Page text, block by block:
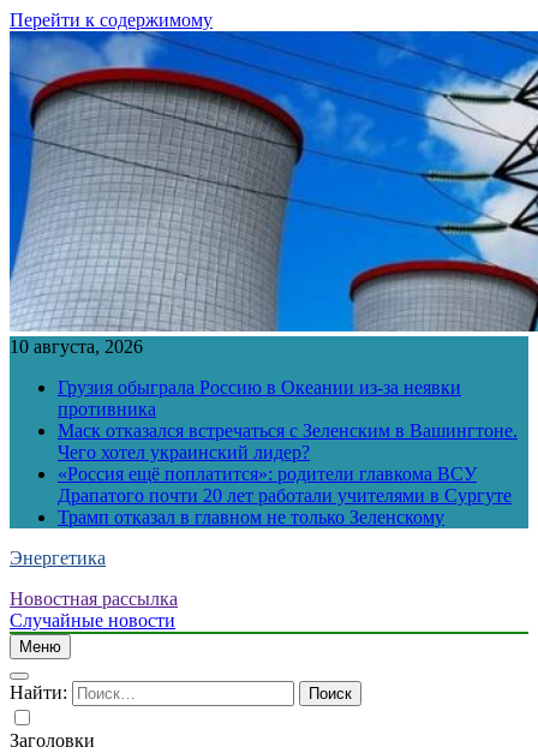
Перейти к содержимому
10 августа, 2026
Грузия обыграла Россию в Океании из-за неявки
противника
Маск отказался встречаться с Зеленским в Вашингтоне.
Чего хотел украинский лидер?
«Россия ещё поплатится»: родители главкома ВСУ
Драпатого почти 20 лет работали учителями в Сургуте
Трамп отказал в главном не только Зеленскому
Энергетика
Новостная рассылка
Случайные новости
Меню
Найти:
Заголовки